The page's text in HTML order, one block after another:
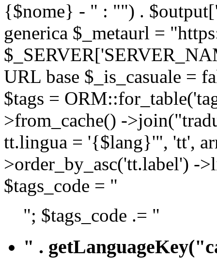
{$nome} - " : "") .
generica $_metaurl =
URL base $_is_casuale =
$tags =
>from_cache() -
tt.lingua = '{$lang}'", 'tt',
>order_by_asc('tt.label') -
$tags_code = "
"; $tags_code .= "
" .